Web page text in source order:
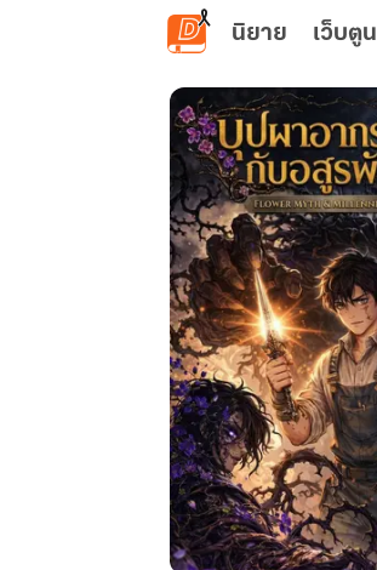
ข้ามไปยังเนื้อหาหลัก
นิยาย เว็บตูน